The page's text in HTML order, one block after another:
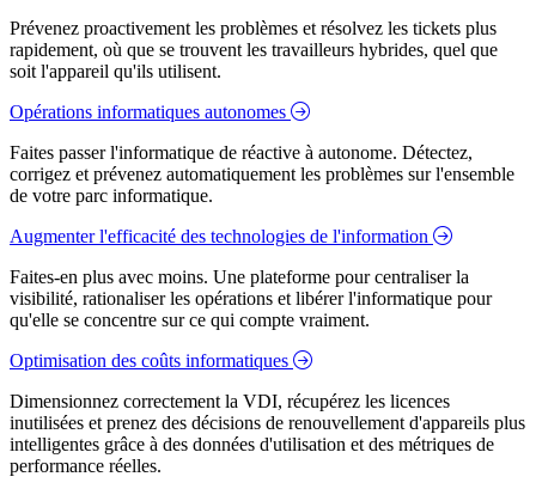
Prévenez proactivement les problèmes et résolvez les tickets plus
rapidement, où que se trouvent les travailleurs hybrides, quel que
soit l'appareil qu'ils utilisent.
Opérations informatiques autonomes
Faites passer l'informatique de réactive à autonome. Détectez,
corrigez et prévenez automatiquement les problèmes sur l'ensemble
de votre parc informatique.
Augmenter l'efficacité des technologies de l'information
Faites-en plus avec moins. Une plateforme pour centraliser la
visibilité, rationaliser les opérations et libérer l'informatique pour
qu'elle se concentre sur ce qui compte vraiment.
Optimisation des coûts informatiques
Dimensionnez correctement la VDI, récupérez les licences
inutilisées et prenez des décisions de renouvellement d'appareils plus
intelligentes grâce à des données d'utilisation et des métriques de
performance réelles.